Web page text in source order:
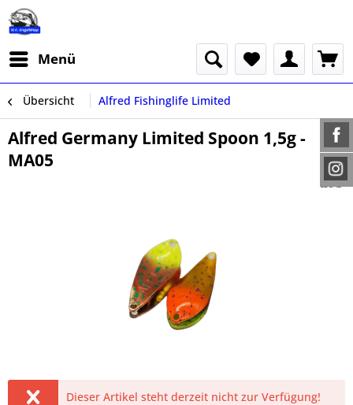
Menü
Übersicht Alfred Fishinglife Limited
Alfred Germany Limited Spoon 1,5g -
MA05
Dieser Artikel steht derzeit nicht zur Verfügung!